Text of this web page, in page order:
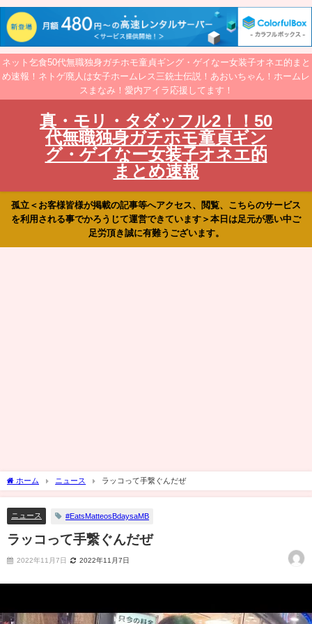
ネット乞食50代無職独身ガチホモ童貞ギング・ゲイなー女装子オネエ的まと
め速報！ネトゲ廃人は女子ホームレス三銃士伝説！あおいちゃん！ホームレ
スまなみ！愛内アイラ応援してます！
真・モリ・タダッフル2！！50
代無職独身ガチホモ童貞ギン
グ・ゲイなー女装子オネエ的
まとめ速報
孤立＜お客様皆様が掲載の記事等へアクセス、閲覧、こちらのサービス
を利用される事でかろうじて運営できています＞本日は足元が悪い中ご
足労頂き誠に有難うございます。
ホーム ニュース ラッコって手繋ぐんだぜ
ニュース #EatsMatteosBdaysaMB
ラッコって手繋ぐんだぜ
2022年11月7日 2022年11月7日